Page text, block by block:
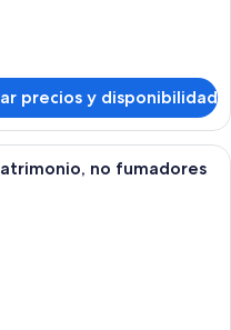
precios y disponibilidad
de hotel con dos camas,
no fumadores